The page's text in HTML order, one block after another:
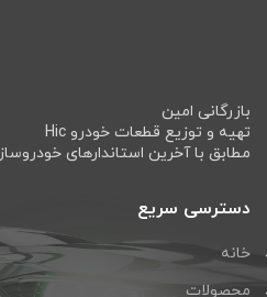
بازرگانی امین
تهیه و توزیع قطعات خودرو Hic
مطابق با آخرین استاندارهای
دسترسی سریع
خانه
محصولات